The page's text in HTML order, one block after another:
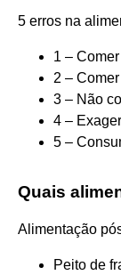
5 erros na
1 –
2 –
3 – Não
4 –
5 –
Quais
Alimentação
Peito de